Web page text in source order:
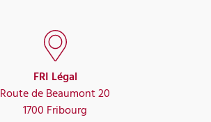
FRI Légal
Route de Beaumont 20
1700 Fribourg